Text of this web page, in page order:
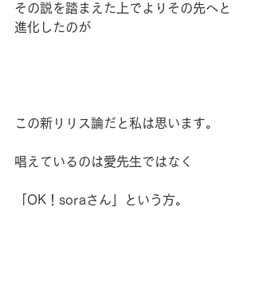
その説を踏まえた上でよりその先へと
進化したのが
この新リリス論だと私は思います。
唱えているのは愛先生ではなく
「OK！soraさん」という方。